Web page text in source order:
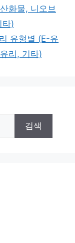
화물, 니오브
타)
유형별 (E-유
리, 기타)
검색